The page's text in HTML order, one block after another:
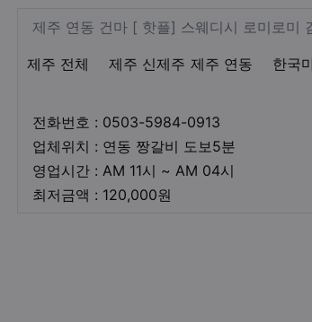
업체 정보
제주 연동 건마 [ 핫
제주 연동 건마 [ 핫플] 스웨디시 로미로미
제주 전체 제주 신제주 제주 연동
지역1 한국
테마
전화번호 : 0503-5984-0913
업체위치 : 연동 짱갈비 도보5분
영업시간 : AM 11시 ~ AM 04시
최저금액 : 120,000원